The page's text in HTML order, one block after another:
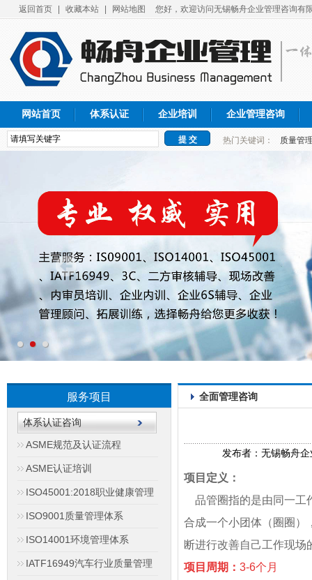
返回首页 收藏本站 网站地图 您好，欢迎访问无锡畅舟企业管理咨询有
网站首页 体系认证 企业培训 企业管理咨询
热门关键词： 质量管
服务项目
体系认证咨询
ASME规范及认证流程
ASME认证培训
ISO45001:2018职业健康管理
ISO9001质量管理体系
ISO14001环境管理体系
IATF16949汽车行业质量管理
全面管理咨询
发布者：无锡畅舟
项目定义：
品管圈指的是由同一工
合成一个小团体（圈圈）
断进行改善自己工作现场
项目周期： 3-6个月